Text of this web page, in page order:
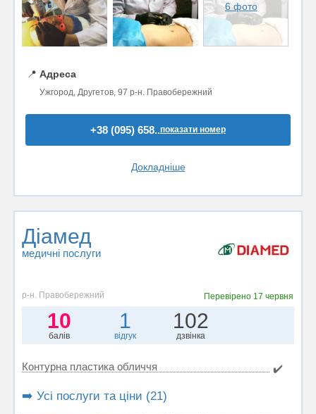
6 фото
📍 Адреса
Ужгород, Другетов, 97 р-н. Правобережний
+38 (095) 658..показати номер
Докладніше
Діамед
медичні послуги
р-н. Правобережний Перевірено 17 червня
10
балів
1
відгук
102
дзвінка
Контурна пластика обличчя ✔️
➡️ Усі послуги та ціни (21)